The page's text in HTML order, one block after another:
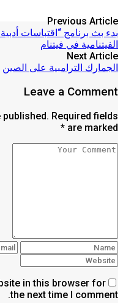
Previous Article
بدء بث برنامج “اقتباسات
الفيتنامية في فيتنام
Next Article
الجمارك الترامبية على الصين
Leave a Comment
Required fields
are marked *
in this browser for
the next time I comment.